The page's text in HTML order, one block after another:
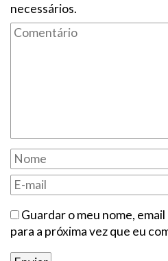
necessários.
Guardar o meu nome,
para a próxima vez que eu